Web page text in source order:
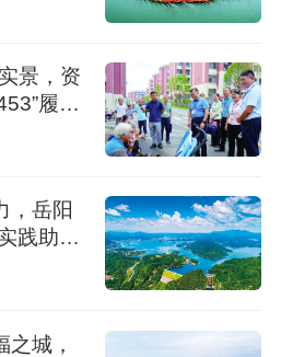
景，资
履职
，岳阳
践助推
之城，